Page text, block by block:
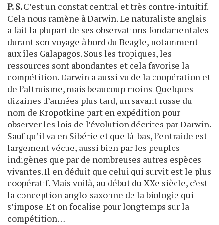
P. S.C’est un constat central et très contre-intuitif.
Cela nous ramène à Darwin. Le naturaliste anglais
a fait la plupart de ses observations fondamentales
durant son voyage à bord du Beagle, notamment
aux îles Galapagos. Sous les tropiques, les
ressources sont abondantes et cela favorise la
compétition. Darwin a aussi vu de la coopération et
de l’altruisme, mais beaucoup moins. Quelques
dizaines d’années plus tard, un savant russe du
nom de Kropotkine part en expédition pour
observer les lois de l’évolution décrites par Darwin.
Sauf qu’il va en Sibérie et que là-bas, l’entraide est
largement vécue, aussi bien par les peuples
indigènes que par de nombreuses autres espèces
vivantes. Il en déduit que celui qui survit est le plus
coopératif. Mais voilà, au début du XXe siècle, c’est
la conception anglo-saxonne de la biologie qui
s’impose. Et on focalise pour longtemps sur la
compétition…